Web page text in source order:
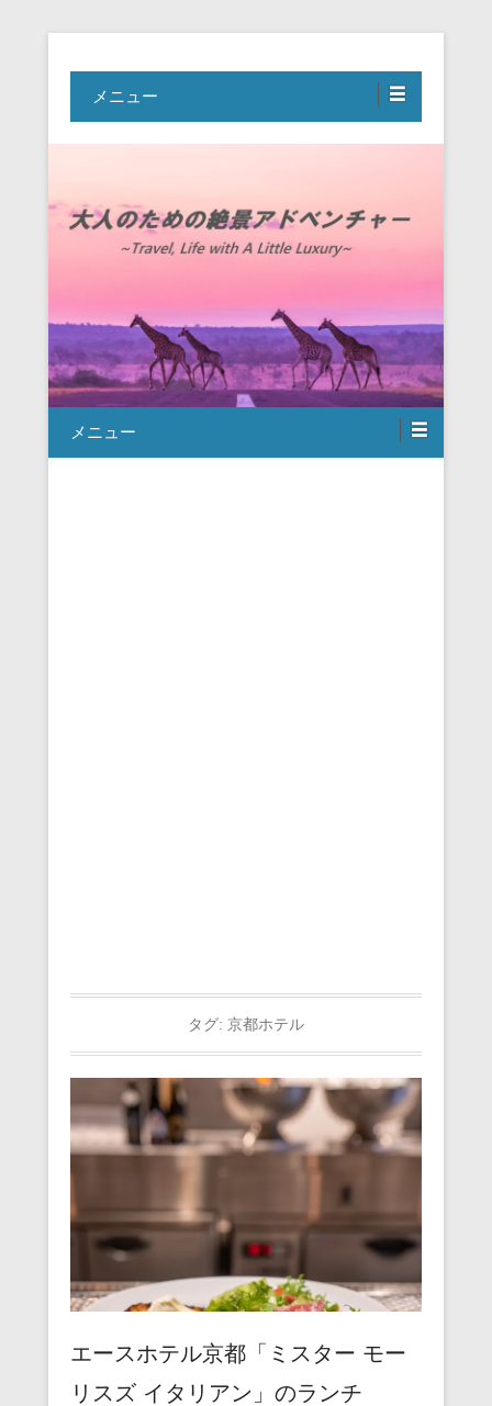
大人のための絶景アドベンチャー
メニュー
メニュー
タグ: 京都ホテル
エースホテル京都「ミスター モー
リスズ イタリアン」のランチ